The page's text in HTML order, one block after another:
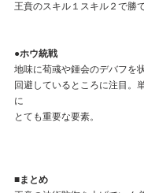
王賁のスキル１スキル２で勝
●ホウ統戦
地味に荀彧や鍾会のデバフを
回避しているところに注目。
に
とても重要な要素。
■まとめ